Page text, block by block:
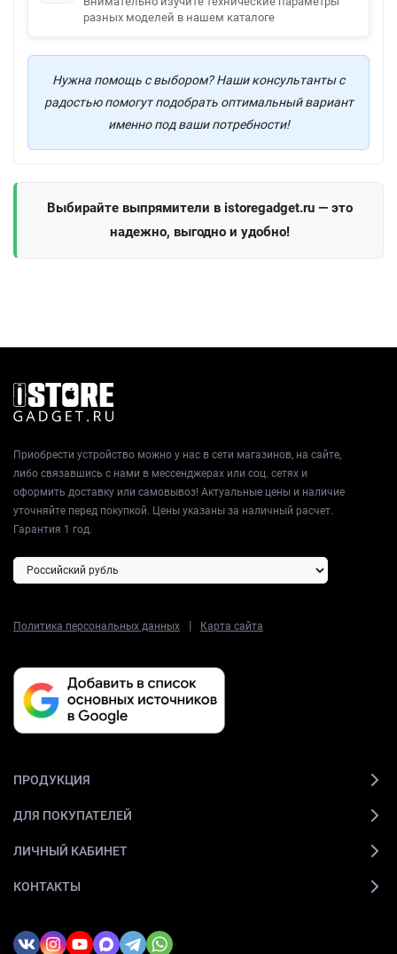
разных моделей в нашем каталоге
Нужна помощь с выбором? Наши консультанты с
радостью помогут подобрать оптимальный вариант
именно под ваши потребности!
Выбирайте выпрямители в istoregadget.ru — это
надежно, выгодно и удобно!
Приобрести устройство можно у нас в сети магазинов, на сайте,
либо связавшись с нами в мессенджерах или соц. сетях и
оформить доставку или самовывоз! Актуальные цены и наличие
уточняйте перед покупкой. Цены указаны за наличный расчет.
Гарантия 1 год.
Политика персональных данных | Карта сайта
ПРОДУКЦИЯ
ДЛЯ ПОКУПАТЕЛЕЙ
ЛИЧНЫЙ КАБИНЕТ
КОНТАКТЫ